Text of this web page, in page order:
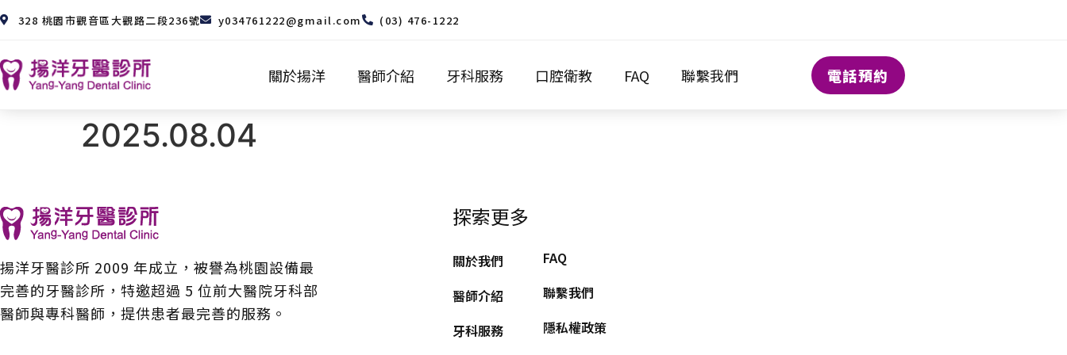
328 桃園市觀音區大觀路二段236號 y034761222@gmail.com (03) 476-1222
關於揚洋 醫師介紹 牙科服務 口腔衛教 FAQ 聯繫我們 電話預約
2025.08.04
揚洋牙醫診所 2009 年成立，被譽為桃園設備最
完善的牙醫診所，特邀超過 5 位前大醫院牙科部
醫師與專科醫師，提供患者最完善的服務。
探索更多
關於我們
醫師介紹
牙科服務
FAQ
聯繫我們
隱私權政策